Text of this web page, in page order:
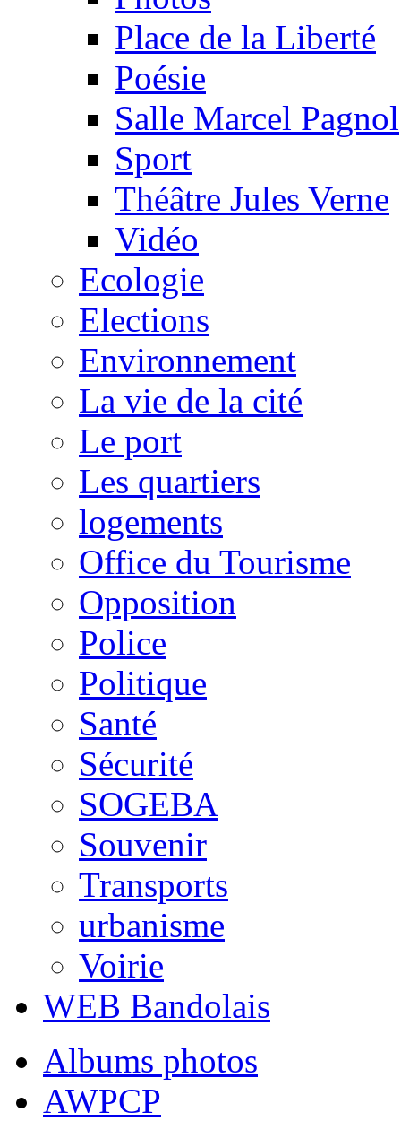
Place de la Liberté
Poésie
Salle Marcel Pagnol
Sport
Théâtre Jules Verne
Vidéo
Ecologie
Elections
Environnement
La vie de la cité
Le port
Les quartiers
logements
Office du Tourisme
Opposition
Police
Politique
Santé
Sécurité
SOGEBA
Souvenir
Transports
urbanisme
Voirie
WEB Bandolais
Albums photos
AWPCP